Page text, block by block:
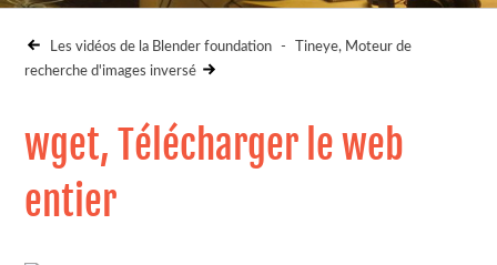
Les vidéos de la Blender foundation -
Tineye, Moteur de
recherche d'images inversé
wget, Télécharger le web
entier